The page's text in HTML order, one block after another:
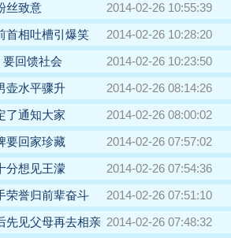
2014-02-26 10:55:39
丝致意
2014-02-26 10:28:20
首相吐槽引爆笑
2014-02-26 10:23:50
回馈社会
2014-02-26 08:14:26
壶水平骤升
2014-02-26 08:00:02
了通知大家
2014-02-26 07:57:02
要回家珍藏
2014-02-26 07:54:36
分想见王濛
2014-02-26 07:51:10
荣誉归前辈奋斗
2014-02-26 07:48:32
先见父母再去相亲